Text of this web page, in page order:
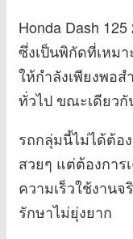
Honda Dash
ซึ่งเป็นพิกัดที่เหม
ให้กำลังเพียงพอ
ทั่วไป ขณะเดียว
รถกลุ่มนี้ไม่ได้ต้อ
สวยๆ แต่ต้องการ
ความเร็วใช้งาน
รักษาไม่ยุ่งยาก